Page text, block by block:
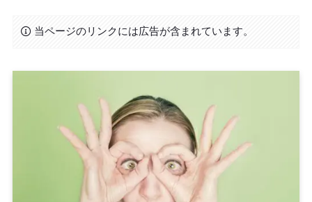
当ページのリンクには広告が含まれています。